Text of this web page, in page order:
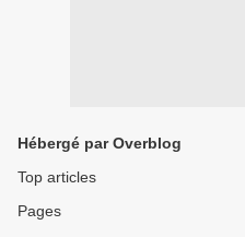
Hébergé par Overblog
Top articles
Pages